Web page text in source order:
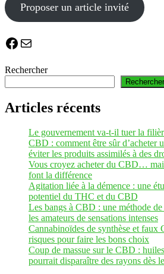
Proposer un article invité
Facebook
E-mail
Rechercher
Rechercher
Articles récents
Le gouvernement va-t-il tuer la
CBD : comment être sûr d’acheter
éviter les produits assimilés à des
Vous croyez acheter du CBD…
font la différence
Agitation liée à la démence : une
potentiel du THC et du CBD
Les bangs à CBD : une méthode
les amateurs de sensations intenses
Cannabinoïdes de synthèse et faux
risques pour faire les bons choix
Coup de massue sur le CBD :
pourrait disparaître des rayons dès